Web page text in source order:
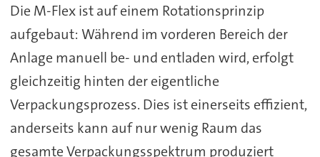
Die M-Flex ist auf einem Rotationsprinzip
aufgebaut: Während im vorderen Bereich der
Anlage manuell be- und entladen wird, erfolgt
gleichzeitig hinten der eigentliche
Verpackungsprozess. Dies ist einerseits effizient,
anderseits kann auf nur wenig Raum das
gesamte Verpackungsspektrum produziert